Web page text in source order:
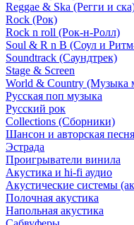
Reggae & Ska (Регги и
Rock (Рок)
Rock n roll (Рок-н-Ролл)
Soul & R n B (Соул и
Soundtrack (Саундтрек)
Stage & Screen
World & Country (Музыка
Русская поп музыка
Русский рок
Сollections (Сборники)
Шансон и авторская песня
Эстрада
Проигрыватели винила
Акустика и hi-fi аудио
Акустические системы
Полочная акустика
Напольная акустика